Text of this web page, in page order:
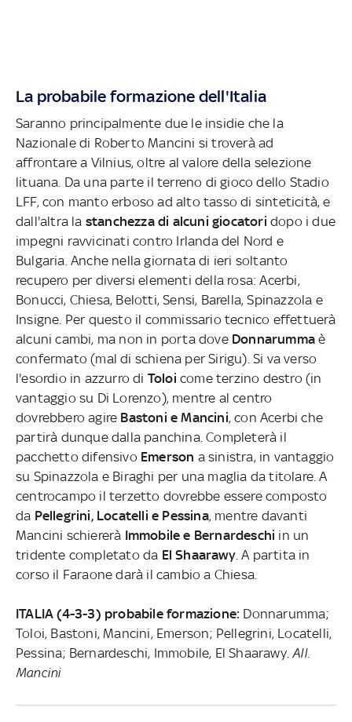
La probabile formazione dell'Italia
Saranno principalmente due le insidie che la
Nazionale di Roberto Mancini si troverà ad
affrontare a Vilnius, oltre al valore della selezione
lituana. Da una parte il terreno di gioco dello Stadio
LFF, con manto erboso ad alto tasso di sinteticità, e
dall'altra la stanchezza di alcuni giocatori dopo i due
impegni ravvicinati contro Irlanda del Nord e
Bulgaria. Anche nella giornata di ieri soltanto
recupero per diversi elementi della rosa: Acerbi,
Bonucci, Chiesa, Belotti, Sensi, Barella, Spinazzola e
Insigne. Per questo il commissario tecnico effettuerà
alcuni cambi, ma non in porta dove Donnarummaè
confermato (mal di schiena per Sirigu). Si va verso
l'esordio in azzurro di Toloi come terzino destro (in
vantaggio su Di Lorenzo), mentre al centro
dovrebbero agire Bastoni e Mancini, con Acerbi che
partirà dunque dalla panchina. Completerà il
pacchetto difensivo Emerson a sinistra, in vantaggio
su Spinazzola e Biraghi per una maglia da titolare. A
centrocampo il terzetto dovrebbe essere composto
da Pellegrini, Locatelli e Pessina, mentre davanti
Mancini schiererà Immobile e Bernardeschi in un
tridente completato da El Shaarawy. A partita in
corso il Faraone darà il cambio a Chiesa.
ITALIA (4-3-3) probabile formazione: Donnarumma;
Toloi, Bastoni, Mancini, Emerson; Pellegrini, Locatelli,
Pessina; Bernardeschi, Immobile, El Shaarawy.All.
Mancini